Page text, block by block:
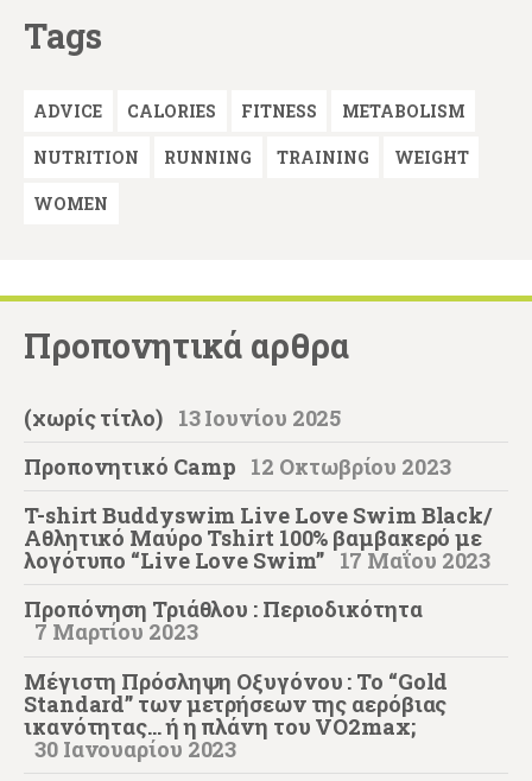
Tags
ADVICE CALORIES FITNESS METABOLISM
NUTRITION RUNNING TRAINING WEIGHT
WOMEN
Προπονητικά αρθρα
(χωρίς τίτλο) 13 Ιουνίου 2025
Προπονητικό Camp 12 Οκτωβρίου 2023
T-shirt Buddyswim Live Love Swim Black/
Αθλητικό Μαύρο Tshirt 100% βαμβακερό με
λογότυπο “Live Love Swim”
17 Μαΐου 2023
Προπόνηση Τριάθλου : Περιοδικότητα
7 Μαρτίου 2023
Μέγιστη Πρόσληψη Οξυγόνου : Το “Gold
Standard” των μετρήσεων της αερόβιας
ικανότητας… ή η πλάνη του VO2max;
30 Ιανουαρίου 2023